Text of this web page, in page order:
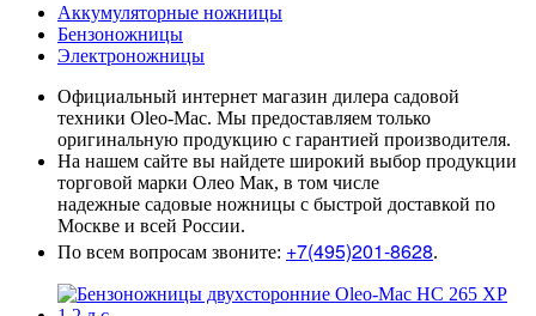
Аккумуляторные ножницы
Бензоножницы
Электроножницы
Официальный интернет магазин дилера садовой
техники Oleo-Mac. Мы предоставляем только
оригинальную продукцию с гарантией производителя.
На нашем сайте вы найдете широкий выбор продукции
торговой марки Олео Мак, в том числе
надежные садовые ножницы с быстрой доставкой по
Москве и всей России.
По всем вопросам звоните: +7(495)201-8628.